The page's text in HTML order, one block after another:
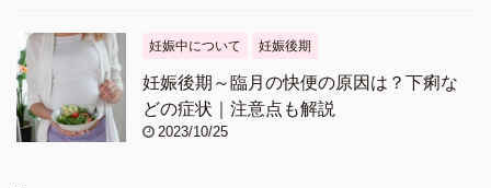
妊娠中について 妊娠後期
妊娠後期～臨月の快便の原因は？下痢な
どの症状｜注意点も解説
2023/10/25